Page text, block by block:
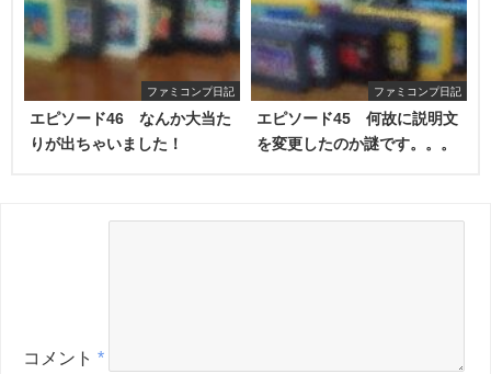
ファミコンプ日記
エピソード46 なんか大当た
りが出ちゃいました！
ファミコンプ日記
エピソード45 何故に説明文
を変更したのか謎です。。。
コメント *